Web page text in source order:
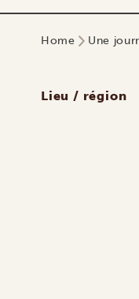
Home Une
Lieu / région